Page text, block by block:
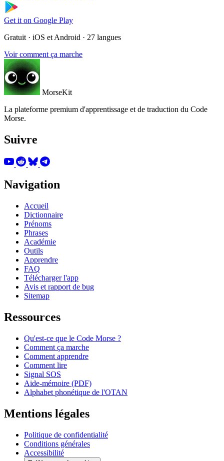
Get it on Google Play
Gratuit · iOS et Android · 27 langues
Voir comment ça marche
MorseKit
La plateforme premium d'apprentissage et de traduction du Code
Morse.
Suivre
Navigation
Accueil
Dictionnaire
Prénoms
Phrases
Académie
Outils
Apprendre
FAQ
Télécharger l'app
Avis et rapport de bug
Sitemap
Ressources
Qu'est-ce que le Code Morse ?
Comment ça marche
Comment apprendre
Comment lire
Signal SOS
Aide-mémoire (PDF)
Alphabet phonétique de l'OTAN
Mentions légales
Politique de confidentialité
Conditions générales
Accessibilité